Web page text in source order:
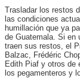
Trasladar los restos
las condiciones
humillación que ya
de Guatemala. Si en
traen sus restos, el
Balzac, Frédéric
Edith Piaf y otros de
los pegamenteros y